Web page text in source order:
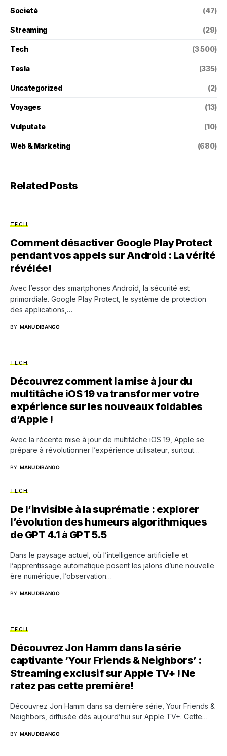
Societé (47)
Streaming (29)
Tech (3 500)
Tesla (335)
Uncategorized (2)
Voyages (13)
Vulputate (10)
Web & Marketing (680)
Related Posts
TECH
Comment désactiver Google Play Protect
pendant vos appels sur Android : La vérité
révélée!
Avec l’essor des smartphones Android, la sécurité est
primordiale. Google Play Protect, le système de protection
des applications,…
BY MANU DIBANGO
TECH
Découvrez comment la mise à jour du
multitâche iOS 19 va transformer votre
expérience sur les nouveaux foldables
d’Apple !
Avec la récente mise à jour de multitâche iOS 19, Apple se
prépare à révolutionner l’expérience utilisateur, surtout…
BY MANU DIBANGO
TECH
De l’invisible à la suprématie : explorer
l’évolution des humeurs algorithmiques
de GPT 4.1 à GPT 5.5
Dans le paysage actuel, où l’intelligence artificielle et
l’apprentissage automatique posent les jalons d’une nouvelle
ère numérique, l’observation…
BY MANU DIBANGO
TECH
Découvrez Jon Hamm dans la série
captivante ‘Your Friends & Neighbors’ :
Streaming exclusif sur Apple TV+ ! Ne
ratez pas cette première!
Découvrez Jon Hamm dans sa dernière série, Your Friends &
Neighbors, diffusée dès aujourd’hui sur Apple TV+. Cette…
BY MANU DIBANGO